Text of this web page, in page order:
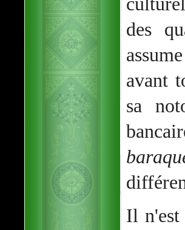
des
avant
sa
Il n'est